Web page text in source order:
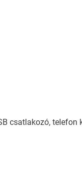
csatlakozó, telefon